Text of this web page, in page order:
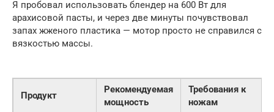
Я пробовал использовать блендер на 600 Вт для
арахисовой пасты, и через две минуты почувствовал
запах жженого пластика — мотор просто не справился с
вязкостью массы.
Продукт
Рекомендуемая
мощность
Требования к
ножам